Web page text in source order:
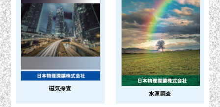
磁気探査
水源調査